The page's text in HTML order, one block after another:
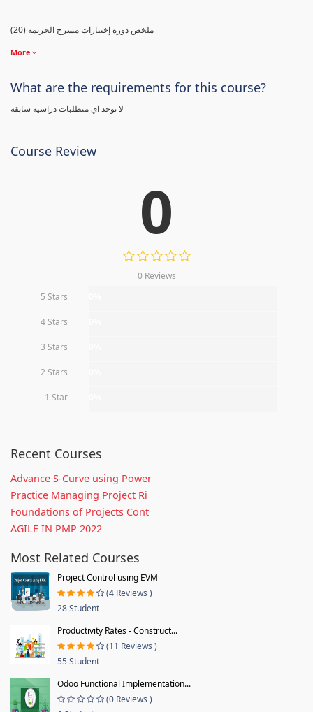
(20) ملخص دورة إختبارات مسرح الجريمة
More
What are the requirements for this course?
لا توجد اي متطلبات دراسية سابقة
Course Review
0
0 Reviews
5 Stars
4 Stars
3 Stars
2 Stars
1 Star
Recent Courses
Advance S-Curve using Power
Practice Managing Project Ri
Foundations of Projects Cont
AGILE IN PMP 2022
Most Related Courses
Project Control using EVM
(4 Reviews )
28 Student
Productivity Rates - Construct...
(11 Reviews )
55 Student
Odoo Functional Implementation...
(0 Reviews )